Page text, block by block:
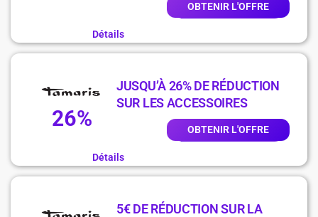
OBTENIR L'OFFRE
Détails
26%
JUSQU’À 26% DE RÉDUCTION
SUR LES ACCESSOIRES
OBTENIR L'OFFRE
Détails
5€ DE RÉDUCTION SUR LA